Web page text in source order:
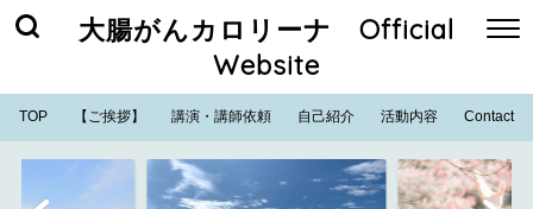
大腸がんカロリーナ Official
Website
TOP 【ご挨拶】 講演・講師依頼 自己紹介 活動内容 Contact